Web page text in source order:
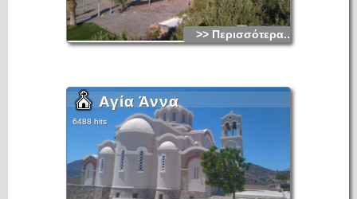
>> Περισσότερα...
Αγία Άννα
6488 hits